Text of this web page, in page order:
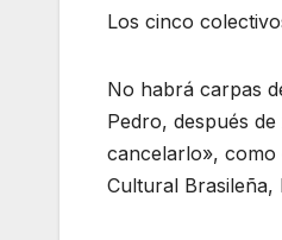
Los cinco
No habrá carpas
Pedro, después
cancelarlo», como
Cultural Brasileña,